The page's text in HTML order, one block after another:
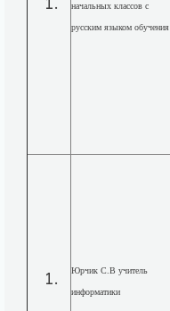
начальных классов с
русским языком обучения
Юрчик С.В учитель
информатики